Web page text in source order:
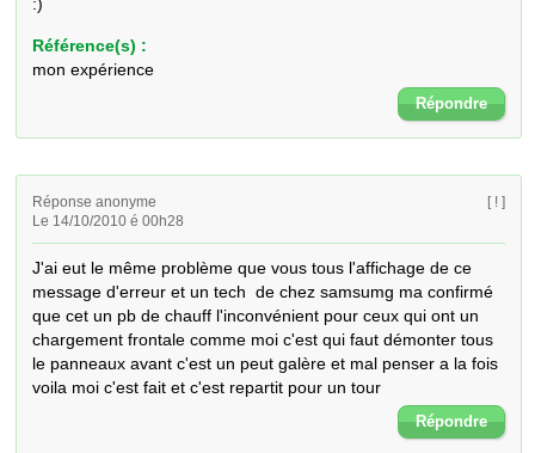
Référence(s) :
mon expérience
Répondre
Réponse anonyme
Le 14/10/2010 é 00h28
[ ! ]
J'ai eut le même problème que vous tous l'affichage de ce
message d'erreur et un tech  de chez samsumg ma confirmé
que cet un pb de chauff l'inconvénient pour ceux qui ont un
chargement frontale comme moi c'est qui faut démonter tous
le panneaux avant c'est un peut galère et mal penser a la fois
voila moi c'est fait et c'est repartit pour un tour
Répondre